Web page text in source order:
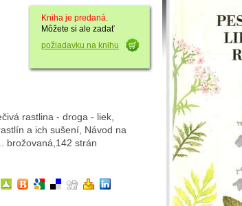
Kniha je predaná.
Môžete si ale zadať
požiadavku na knihu
rastlina - droga - liek,
a ich sušení, Návod na
brožovaná,142 strán